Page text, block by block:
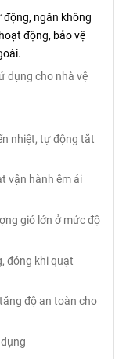
ngăn không
động, bảo vệ
dụng cho nhà vệ
nhiệt, tự động tắt
vận hành êm ái
gió lớn ở mức độ
đóng khi quạt
độ an toàn cho